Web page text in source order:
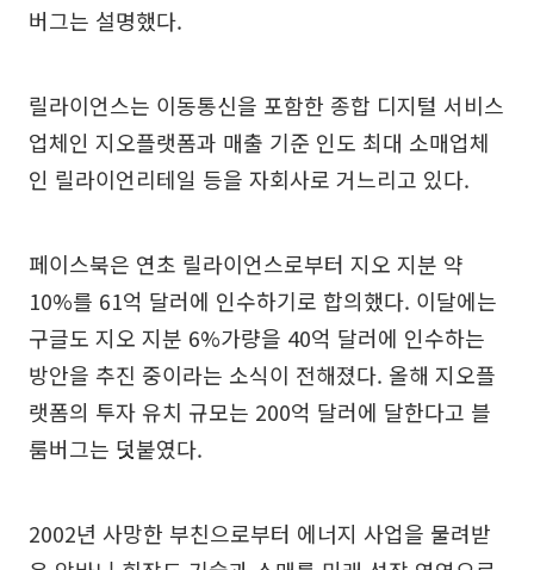
버그는 설명했다.
릴라이언스는 이동통신을 포함한 종합 디지털 서비스
업체인 지오플랫폼과 매출 기준 인도 최대 소매업체
인 릴라이언리테일 등을 자회사로 거느리고 있다.
페이스북은 연초 릴라이언스로부터 지오 지분 약
10%를 61억 달러에 인수하기로 합의했다. 이달에는
구글도 지오 지분 6%가량을 40억 달러에 인수하는
방안을 추진 중이라는 소식이 전해졌다. 올해 지오플
랫폼의 투자 유치 규모는 200억 달러에 달한다고 블
룸버그는 덧붙였다.
2002년 사망한 부친으로부터 에너지 사업을 물려받